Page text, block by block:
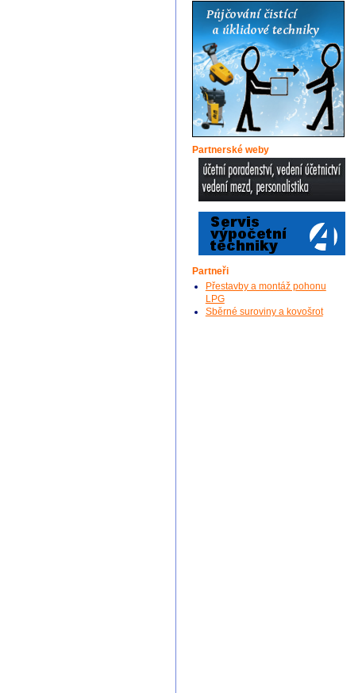
Partnerské weby
Partneři
Přestavby a montáž pohonu
LPG
Sběrné suroviny a kovošrot